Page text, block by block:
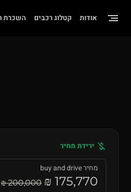
לֵב:
לִנְגִישׁוּת
אודות קטלוג רכבים השכרת
ירידת מחיר
מחיר buy and drive
175,770 ₪
200,000 ₪